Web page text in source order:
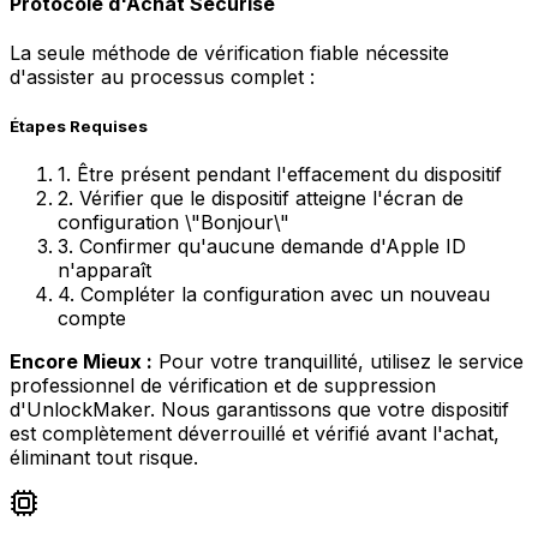
La seule méthode de vérification fiable nécessite
d'assister au processus complet :
Étapes Requises
1. Être présent pendant l'effacement du dispositif
2. Vérifier que le dispositif atteigne l'écran de
configuration \"Bonjour\"
3. Confirmer qu'aucune demande d'Apple ID
n'apparaît
4. Compléter la configuration avec un nouveau
compte
Encore Mieux : Pour votre tranquillité, utilisez le service
professionnel de vérification et de suppression
d'UnlockMaker. Nous garantissons que votre dispositif
est complètement déverrouillé et vérifié avant l'achat,
éliminant tout risque.